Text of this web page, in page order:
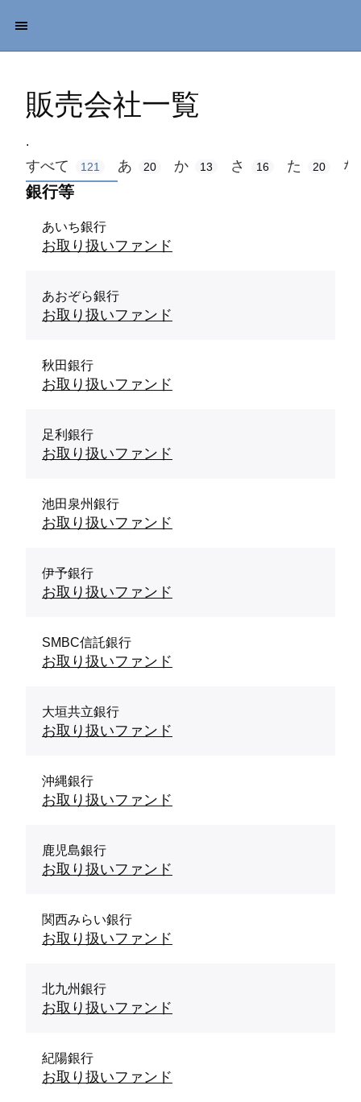
販売会社一覧
.
すべて 121 あ 20 か 13 さ 16 た 20 な
銀行等
あいち銀行
お取り扱いファンド
あおぞら銀行
お取り扱いファンド
秋田銀行
お取り扱いファンド
足利銀行
お取り扱いファンド
池田泉州銀行
お取り扱いファンド
伊予銀行
お取り扱いファンド
SMBC信託銀行
お取り扱いファンド
大垣共立銀行
お取り扱いファンド
沖縄銀行
お取り扱いファンド
鹿児島銀行
お取り扱いファンド
関西みらい銀行
お取り扱いファンド
北九州銀行
お取り扱いファンド
紀陽銀行
お取り扱いファンド